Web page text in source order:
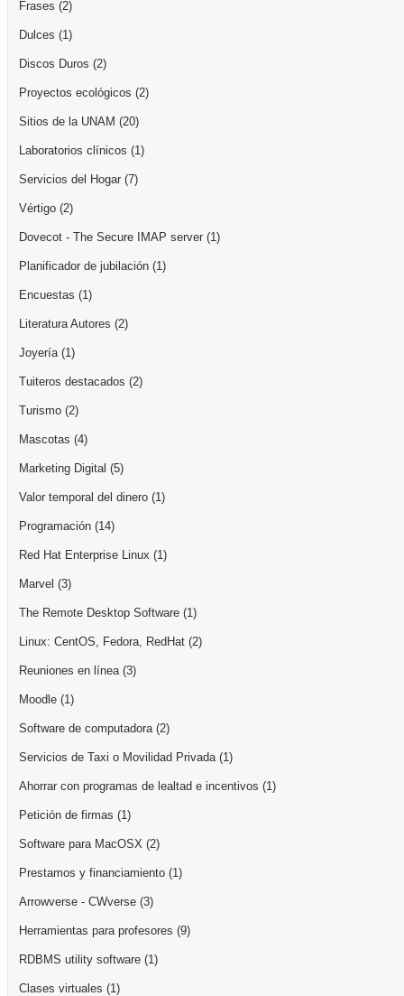
Frases (2)
Dulces (1)
Discos Duros (2)
Proyectos ecológicos (2)
Sitios de la UNAM (20)
Laboratorios clínicos (1)
Servicios del Hogar (7)
Vértigo (2)
Dovecot - The Secure IMAP server (1)
Planificador de jubilación (1)
Encuestas (1)
Literatura Autores (2)
Joyería(1)
Tuiteros destacados (2)
Turismo (2)
Mascotas (4)
Marketing Digital (5)
Valor temporal del dinero (1)
Programación (14)
Red Hat Enterprise Linux (1)
Marvel (3)
The Remote Desktop Software (1)
Linux: CentOS, Fedora, RedHat (2)
Reuniones en línea(3)
Moodle (1)
Software de computadora(2)
Servicios de Taxi o Movilidad Privada(1)
Ahorrar con programas de lealtad e incentivos (1)
Petición de firmas (1)
Software para MacOSX (2)
Prestamos y financiamiento (1)
Arrowverse - CWverse (3)
Herramientas para profesores (9)
RDBMS utility software (1)
Clases virtuales (1)